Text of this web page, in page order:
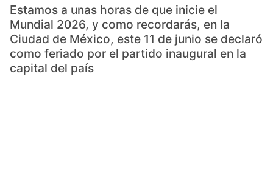
Estamos a unas horas de que inicie el
Mundial 2026, y como recordarás, en la
Ciudad de México, este 11 de junio se declaró
como feriado por el partido inaugural en la
capital del país